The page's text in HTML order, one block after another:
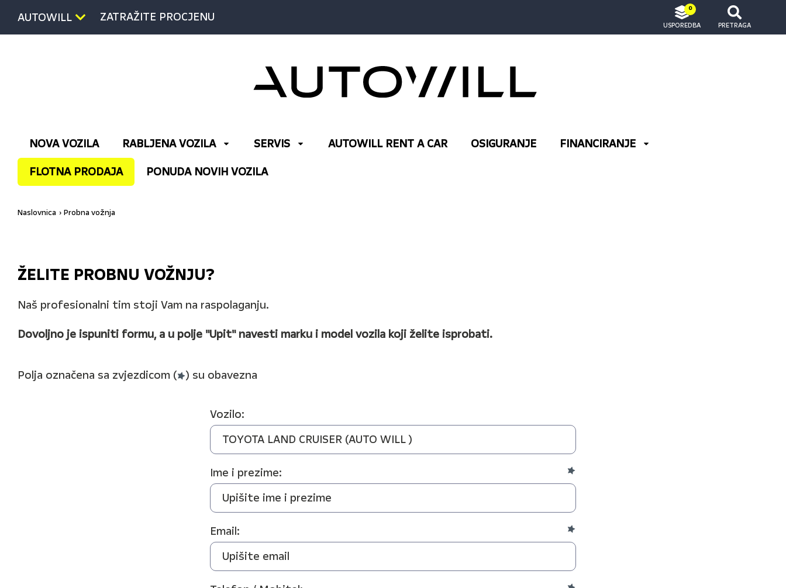
AUTOWILL ZATRAŽITE PROCJENU
0
USPOREDBA PRETRAGA
NOVA VOZILA RABLJENA VOZILA SERVIS AUTOWILL RENT A CAR OSIGURANJE
FINANCIRANJE
FLOTNA PRODAJA
PONUDA NOVIH VOZILA
Naslovnica Probna vožnja
ŽELITE PROBNU VOŽNJU?
Naš profesionalni tim stoji Vam na raspolaganju.
Dovoljno je ispuniti formu, a u polje "Upit" navesti marku i model vozila koji želite isprobati.
Polja označena sa zvjezdicom ( ) su obavezna
Vozilo:
Ime i prezime:
Email: